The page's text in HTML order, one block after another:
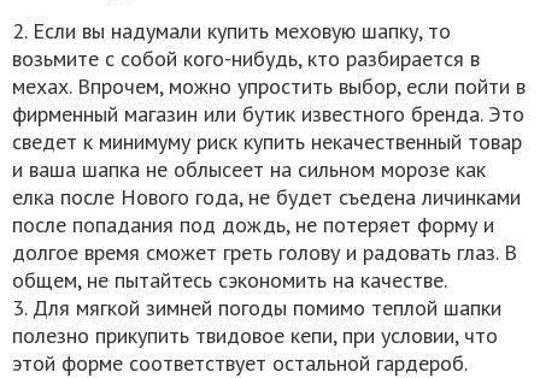
2. Если вы надумали купить меховую шапку, то
возьмите с собой кого-нибудь, кто разбирается в
мехах. Впрочем, можно упростить выбор, если пойти в
фирменный магазин или бутик известного бренда. Это
сведет к минимуму риск купить некачественный товар
и ваша шапка не облысеет на сильном морозе как
елка после Нового года, не будет съедена личинками
после попадания под дождь, не потеряет форму и
долгое время сможет греть голову и радовать глаз. В
общем, не пытайтесь сэкономить на качестве.
3. Для мягкой зимней погоды помимо теплой шапки
полезно прикупить твидовое кепи, при условии, что
этой форме соответствует остальной гардероб.